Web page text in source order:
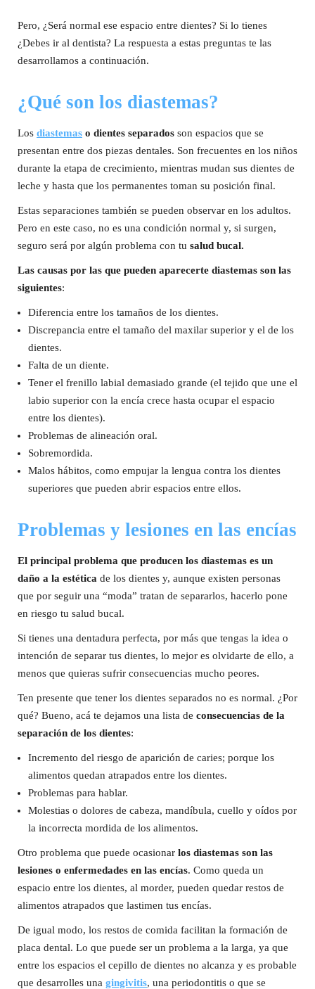
Pero, ¿Será normal ese espacio entre dientes? Si lo tienes
¿Debes ir al dentista? La respuesta a estas preguntas te las
desarrollamos a continuación.
¿Qué son los diastemas?
Los diastemas o dientes separados son espacios que se
presentan entre dos piezas dentales. Son frecuentes en los niños
durante la etapa de crecimiento, mientras mudan sus dientes de
leche y hasta que los permanentes toman su posición final.
Estas separaciones también se pueden observar en los adultos.
Pero en este caso, no es una condición normal y, si surgen,
seguro será por algún problema con tu salud bucal.
Las causas por las que pueden aparecerte diastemas son las
siguientes:
Diferencia entre los tamaños de los dientes.
Discrepancia entre el tamaño del maxilar superior y el de los
dientes.
Falta de un diente.
Tener el frenillo labial demasiado grande (el tejido que une el
labio superior con la encía crece hasta ocupar el espacio
entre los dientes).
Problemas de alineación oral.
Sobremordida.
Malos hábitos, como empujar la lengua contra los dientes
superiores que pueden abrir espacios entre ellos.
Problemas y lesiones en las encías
El principal problema que producen los diastemas es un
daño a la estética de los dientes y, aunque existen personas
que por seguir una “moda” tratan de separarlos, hacerlo pone
en riesgo tu salud bucal.
Si tienes una dentadura perfecta, por más que tengas la idea o
intención de separar tus dientes, lo mejor es olvidarte de ello, a
menos que quieras sufrir consecuencias mucho peores.
Ten presente que tener los dientes separados no es normal. ¿Por
qué? Bueno, acá te dejamos una lista de consecuencias de la
separación de los dientes:
Incremento del riesgo de aparición de caries; porque los
alimentos quedan atrapados entre los dientes.
Problemas para hablar.
Molestias o dolores de cabeza, mandíbula, cuello y oídos por
la incorrecta mordida de los alimentos.
Otro problema que puede ocasionar los diastemas son las
lesiones o enfermedades en las encías. Como queda un
espacio entre los dientes, al morder, pueden quedar restos de
alimentos atrapados que lastimen tus encías.
De igual modo, los restos de comida facilitan la formación de
placa dental. Lo que puede ser un problema a la larga, ya que
entre los espacios el cepillo de dientes no alcanza y es probable
que desarrolles una gingivitis, una periodontitis o que se